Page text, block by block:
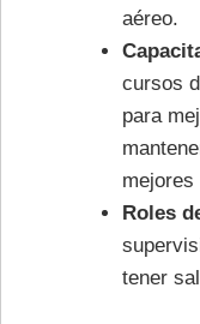
aéreo.
cursos
para
Roles
tener